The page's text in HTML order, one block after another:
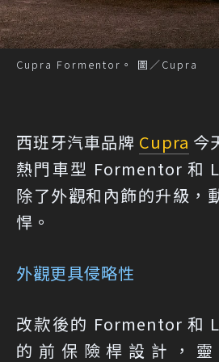
Cupra Formentor。 圖／Cupra
西班牙汽車品牌 Cupra 今
熱門車型 Formentor 和
除了外觀和內飾的升級，
悍。
外觀更具侵略性
改款後的 Formentor 和
的前保險桿設計，